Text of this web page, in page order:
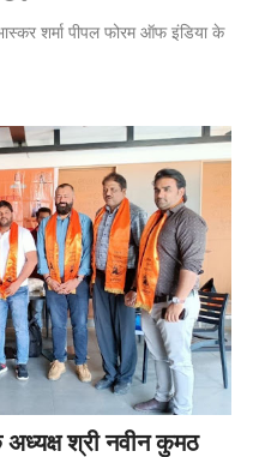
शर्मा पीपल फोरम ऑफ इंडिया के
अध्यक्ष श्री नवीन कुमठ